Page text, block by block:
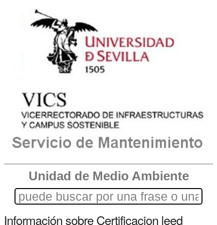
Unidad de Medio Ambiente
Información sobreCertificacion leed